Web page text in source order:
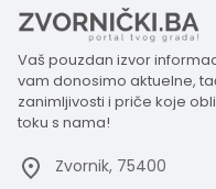
Vaš pouzdan izvor
vam donosimo aktuelne,
zanimljivosti i priče koje
toku s nama!
Zvornik, 75400